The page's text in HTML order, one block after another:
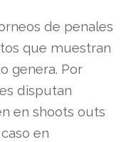
de penales
que muestran
genera. Por
disputan
en shoots outs
en